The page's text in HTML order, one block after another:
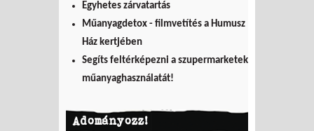
Egyhetes zárvatartás
Műanyagdetox - filmvetítés a Humusz
Ház kertjében
Segíts feltérképezni a szupermarketek
műanyaghasználatát!
Adományozz!